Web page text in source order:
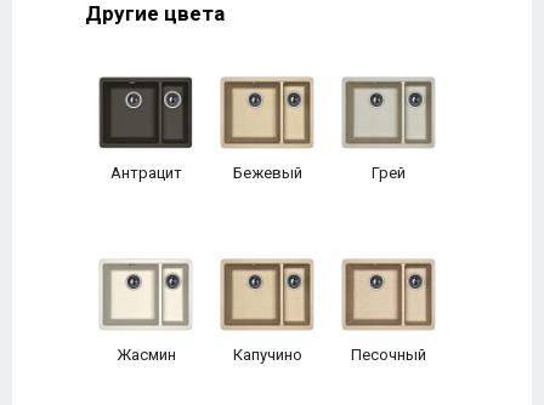
Другие цвета
Антрацит Бежевый Грей
Жасмин Капучино Песочный